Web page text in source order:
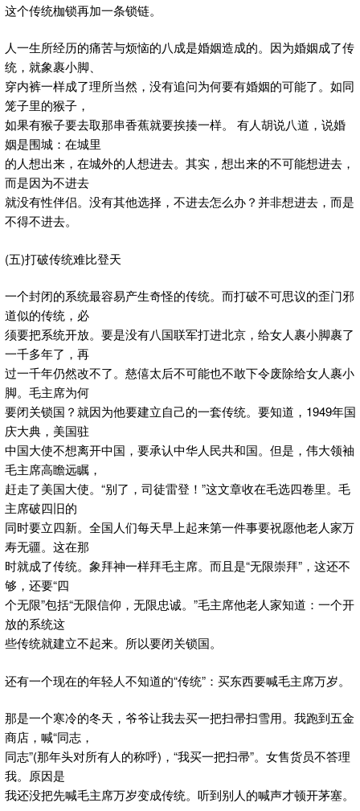
这个传统枷锁再加一条锁链。
人一生所经历的痛苦与烦恼的八成是婚姻造成的。因为婚姻成了传
统，就象裹小脚、
穿内裤一样成了理所当然，没有追问为何要有婚姻的可能了。如同
笼子里的猴子，
如果有猴子要去取那串香蕉就要挨揍一样。 有人胡说八道，说婚
姻是围城：在城里
的人想出来，在城外的人想进去。其实，想出来的不可能想进去，
而是因为不进去
就没有性伴侣。没有其他选择，不进去怎么办？并非想进去，而是
不得不进去。
(五)打破传统难比登天
一个封闭的系统最容易产生奇怪的传统。而打破不可思议的歪门邪
道似的传统，必
须要把系统开放。要是没有八国联军打进北京，给女人裹小脚裹了
一千多年了，再
过一千年仍然改不了。慈僖太后不可能也不敢下令废除给女人裹小
脚。毛主席为何
要闭关锁国？就因为他要建立自己的一套传统。要知道，1949年国
庆大典，美国驻
中国大使不想离开中国，要承认中华人民共和国。但是，伟大领袖
毛主席高瞻远瞩，
赶走了美国大使。“别了，司徒雷登！”这文章收在毛选四卷里。毛
主席破四旧的
同时要立四新。全国人们每天早上起来第一件事要祝愿他老人家万
寿无疆。这在那
时就成了传统。象拜神一样拜毛主席。而且是“无限崇拜”，这还不
够，还要“四
个无限”包括“无限信仰，无限忠诚。”毛主席他老人家知道：一个开
放的系统这
些传统就建立不起来。所以要闭关锁国。
还有一个现在的年轻人不知道的“传统”：买东西要喊毛主席万岁。
那是一个寒冷的冬天，爷爷让我去买一把扫帚扫雪用。我跑到五金
商店，喊“同志，
同志”(那年头对所有人的称呼)，“我买一把扫帚”。女售货员不答理
我。原因是
我还没把先喊毛主席万岁变成传统。听到别人的喊声才顿开茅塞。